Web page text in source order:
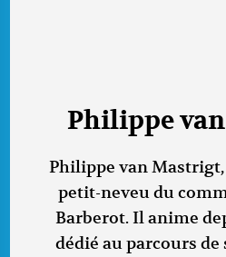
Philippe
Philippe van Mastrigt,
petit-neveu du
Barberot. Il anime
dédié au parcours